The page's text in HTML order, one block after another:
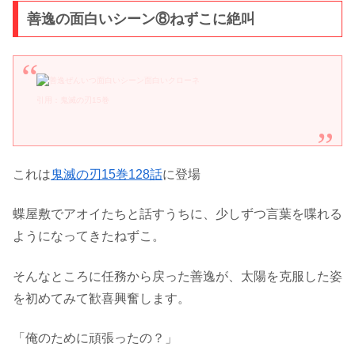
善逸の面白いシーン⑧ねずこに絶叫
これは鬼滅の刃15巻128話に登場
蝶屋敷でアオイたちと話すうちに、少しずつ言葉を喋れる
ようになってきたねずこ。
そんなところに任務から戻った善逸が、太陽を克服した姿
を初めてみて歓喜興奮します。
「俺のために頑張ったの？」